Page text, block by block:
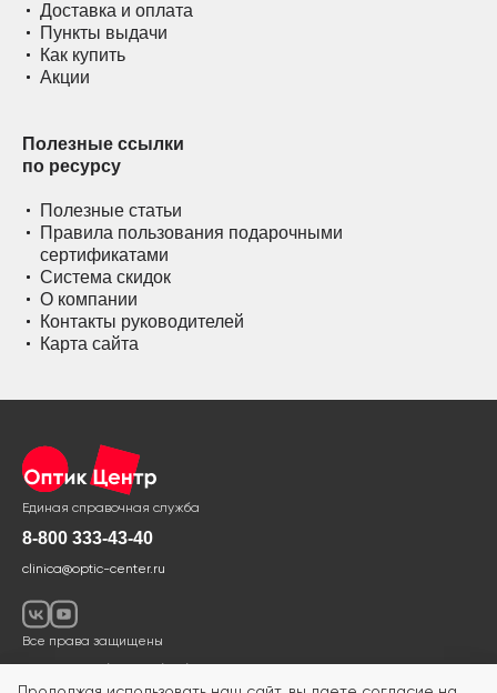
Доставка и оплата
Пункты выдачи
Как купить
Акции
Полезные ссылки
по ресурсу
Полезные статьи
Правила пользования подарочными
сертификатами
Система скидок
О компании
Контакты руководителей
Карта сайта
Единая справочная служба
8-800 333-43-40
clinica@optic-center.ru
Все права защищены
Политика в области обработки и защиты персональных данных